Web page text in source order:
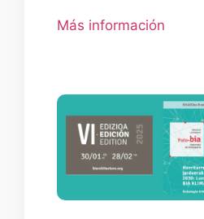
Más información